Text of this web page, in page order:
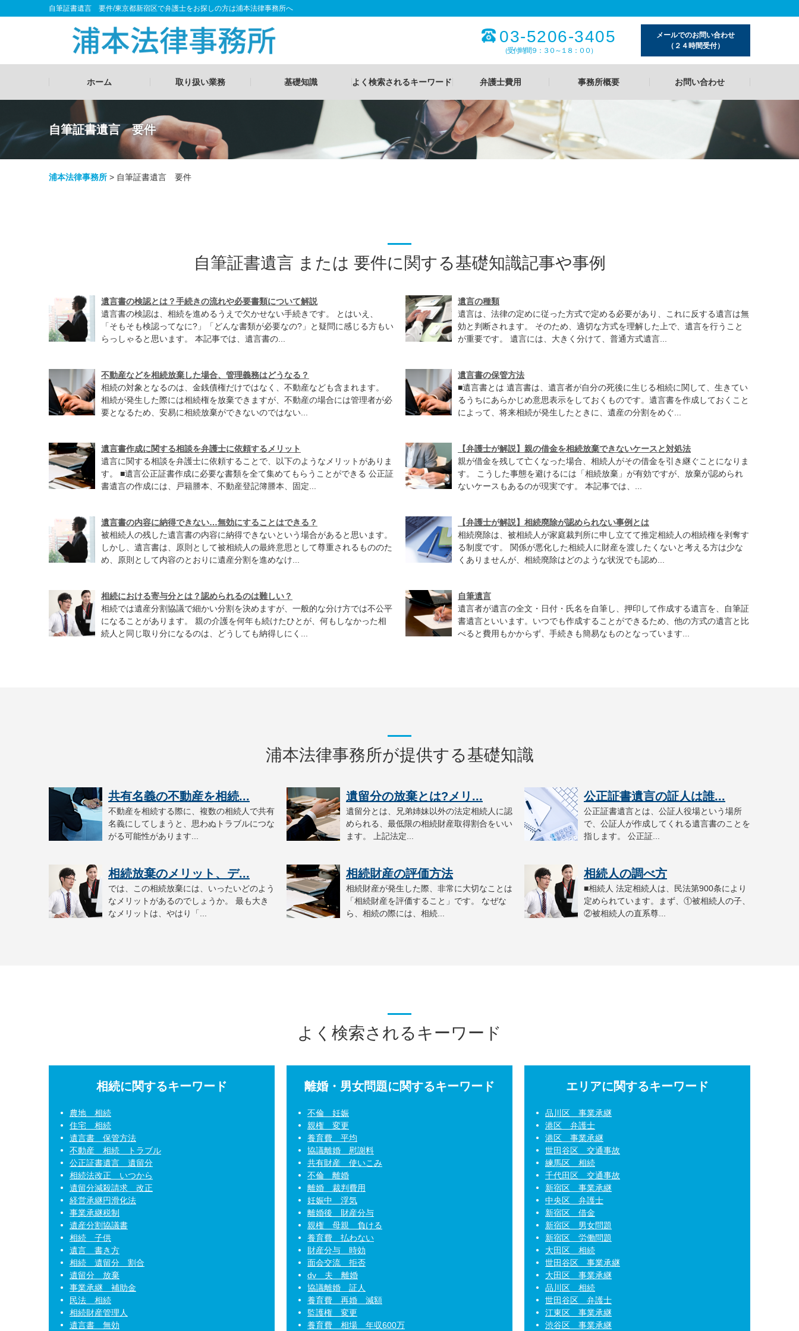
自筆証書遺言 要件/東京都新宿区で弁護士をお探しの方は浦本法律事務所へ
03-5206-3405
（受付時間９：３０～１８：００）
メールでのお問い合わせ
（２４時間受付）
ホーム 取り扱い業務 基礎知識 よく検索されるキーワード 弁護士費用 事務所概要 お問い合わせ
自筆証書遺言 要件
浦本法律事務所 > 自筆証書遺言 要件
自筆証書遺言 または 要件に関する基礎知識記事や事例
遺言書の検認とは？手続きの流れや必要書類について解説
遺言書の検認は、相続を進めるうえで欠かせない手続きです。 とはいえ、
「そもそも検認ってなに?」「どんな書類が必要なの?」と疑問に感じる方もい
らっしゃると思います。 本記事では、遺言書の...
遺言の種類
遺言は、法律の定めに従った方式で定める必要があり、これに反する遺言は無
効と判断されます。 そのため、適切な方式を理解した上で、遺言を行うこと
が重要です。 遺言には、大きく分けて、普通方式遺言...
不動産などを相続放棄した場合、管理義務はどうなる？
相続の対象となるのは、金銭債権だけではなく、不動産なども含まれます。
相続が発生した際には相続権を放棄できますが、不動産の場合には管理者が必
要となるため、安易に相続放棄ができないのではない...
遺言書の保管方法
■遺言書とは 遺言書は、遺言者が自分の死後に生じる相続に関して、生きてい
るうちにあらかじめ意思表示をしておくものです。遺言書を作成しておくこと
によって、将来相続が発生したときに、遺産の分割をめぐ...
遺言書作成に関する相談を弁護士に依頼するメリット
遺言に関する相談を弁護士に依頼することで、以下のようなメリットがありま
す。 ■遺言公正証書作成に必要な書類を全て集めてもらうことができる 公正証
書遺言の作成には、戸籍謄本、不動産登記簿謄本、固定...
【弁護士が解説】親の借金を相続放棄できないケースと対処法
親が借金を残して亡くなった場合、相続人がその借金を引き継ぐことになりま
す。 こうした事態を避けるには「相続放棄」が有効ですが、放棄が認められ
ないケースもあるのが現実です。 本記事では、...
遺言書の内容に納得できない…無効にすることはできる？
被相続人の残した遺言書の内容に納得できないという場合があると思います。
しかし、遺言書は、原則として被相続人の最終意思として尊重されるもののた
め、原則として内容のとおりに遺産分割を進めなけ...
【弁護士が解説】相続廃除が認められない事例とは
相続廃除は、被相続人が家庭裁判所に申し立てて推定相続人の相続権を剥奪す
る制度です。 関係が悪化した相続人に財産を渡したくないと考える方は少な
くありませんが、相続廃除はどのような状況でも認め...
相続における寄与分とは？認められるのは難しい？
相続では遺産分割協議で細かい分割を決めますが、一般的な分け方では不公平
になることがあります。 親の介護を何年も続けたひとが、何もしなかった相
続人と同じ取り分になるのは、どうしても納得しにく...
自筆遺言
遺言者が遺言の全文・日付・氏名を自筆し、押印して作成する遺言を、自筆証
書遺言といいます。いつでも作成することができるため、他の方式の遺言と比
べると費用もかからず、手続きも簡易なものとなっています...
浦本法律事務所が提供する基礎知識
共有名義の不動産を相続...
不動産を相続する際に、複数の相続人で共有
名義にしてしまうと、思わぬトラブルにつな
がる可能性があります...
遺留分の放棄とは?メリ...
遺留分とは、兄弟姉妹以外の法定相続人に認
められる、最低限の相続財産取得割合をいい
ます。 上記法定...
公正証書遺言の証人は誰...
公正証書遺言とは、公証人役場という場所
で、公証人が作成してくれる遺言書のことを
指します。 公正証...
相続放棄のメリット、デ...
では、この相続放棄には、いったいどのよう
なメリットがあるのでしょうか。 最も大き
なメリットは、やはり「...
相続財産の評価方法
相続財産が発生した際、非常に大切なことは
「相続財産を評価すること」です。 なぜな
ら、相続の際には、相続...
相続人の調べ方
■相続人 法定相続人は、民法第900条により
定められています。まず、①被相続人の子、
②被相続人の直系尊...
よく検索されるキーワード
相続に関するキーワード
農地 相続
住宅 相続
遺言書 保管方法
不動産 相続 トラブル
公正証書遺言 遺留分
相続法改正 いつから
遺留分減殺請求 改正
経営承継円滑化法
事業承継税制
遺産分割協議書
相続 子供
遺言 書き方
相続 遺留分 割合
遺留分 放棄
事業承継 補助金
民法 相続
相続財産管理人
遺言書 無効
離婚・男女問題に関するキーワード
不倫 妊娠
親権 変更
養育費 平均
協議離婚 慰謝料
共有財産 使いこみ
不倫 離婚
離婚 裁判費用
妊娠中 浮気
離婚後 財産分与
親権 母親 負ける
養育費 払わない
財産分与 時効
面会交流 拒否
dv 夫 離婚
協議離婚 証人
養育費 再婚 減額
監護権 変更
養育費 相場 年収600万
エリアに関するキーワード
品川区 事業承継
港区 弁護士
港区 事業承継
世田谷区 交通事故
練馬区 相続
千代田区 交通事故
新宿区 事業承継
中央区 弁護士
新宿区 借金
新宿区 男女問題
新宿区 労働問題
大田区 相続
世田谷区 事業承継
大田区 事業承継
品川区 相続
世田谷区 弁護士
江東区 事業承継
渋谷区 事業承継